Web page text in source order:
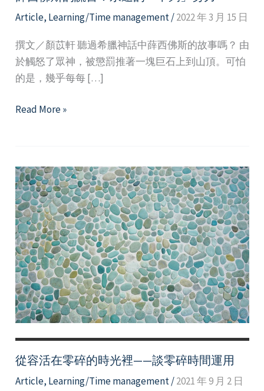
Article, Learning/Time management/2022 年 3 月 15 日
撰文／顏苡軒 聽過希臘神話中薛西佛斯的故事嗎？ 由
於觸怒了眾神，被懲罰推著一塊巨石上到山頂。可怕
的是，幾乎每每 […]
薛
的
謊
言：
永
遠
的
「不
夠」
努
力
Read More »
從容活在零碎的時光裡——談零碎時間運用
Article, Learning/Time management/2021 年 9 月 2 日